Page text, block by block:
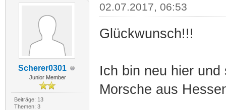
Scherer0301
Junior Member
Beiträge: 13
Themen: 3
02.07.2017, 06:53
Glückwunsch!!!
Ich bin neu hier
Morsche aus